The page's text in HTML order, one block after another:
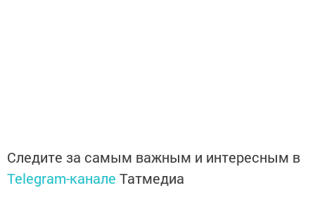
Следите за самым важным и интересным в
Telegram-канале Татмедиа